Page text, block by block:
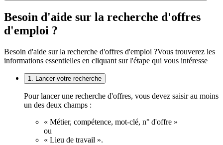
Besoin d'aide sur la recherche d'offres
d'emploi ?
Besoin d'aide sur la recherche d'offres d'emploi ?Vous trouverez les
informations essentielles en cliquant sur l'étape qui vous intéresse
1. Lancer votre recherche
Pour lancer une recherche d'offres, vous devez saisir au moins
un des deux champs :
« Métier, compétence, mot-clé, n° d'offre »
ou
« Lieu de travail ».